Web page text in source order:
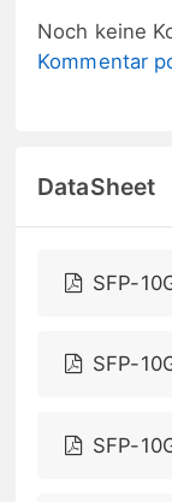
Noch keine
Kommentar
DataSheet
SFP-
SFP-
SFP-